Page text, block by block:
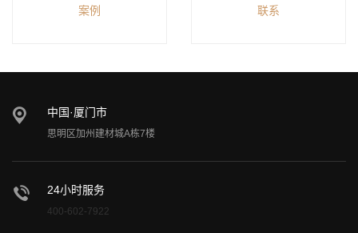
案例 联系
中国·厦门市
思明区加州建材城A栋7楼
24小时服务
400-602-7922